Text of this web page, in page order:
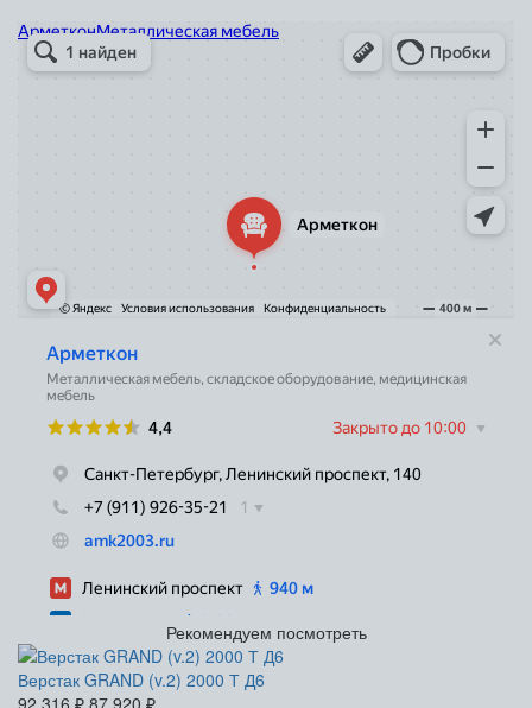
Арметкон
Металлическая мебель в Санкт‑Петербурге
Торговое оборудование в Санкт‑Петербурге
Рекомендуем посмотреть
Верстак GRAND (v.2) 2000 Т Д6